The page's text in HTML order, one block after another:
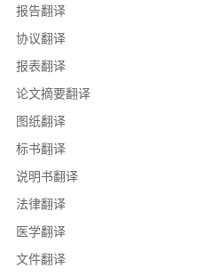
报告翻译
协议翻译
报表翻译
论文摘要翻译
图纸翻译
标书翻译
说明书翻译
法律翻译
医学翻译
文件翻译